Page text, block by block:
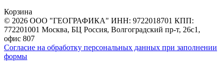
Корзина
© 2026 ООО "ГЕОГРАФИКА" ИНН: 9722018701 КПП:
772201001 Москва, БЦ Россия, Волгоградский пр-т, 26с1,
офис 807
Согласие на обработку персональных данных при заполнении
формы